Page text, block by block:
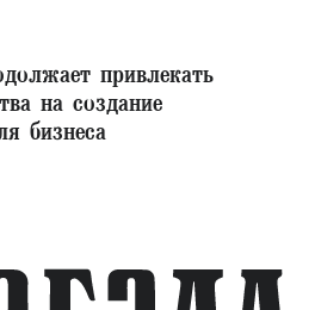
привлекать
на создание
бизнеса